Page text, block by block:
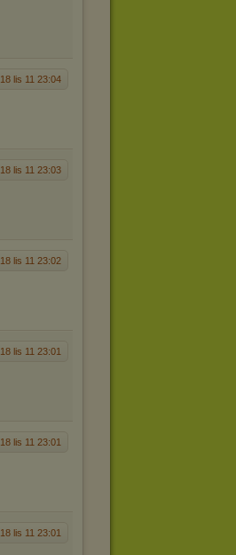
18 lis 11 23:04
18 lis 11 23:03
18 lis 11 23:02
18 lis 11 23:01
18 lis 11 23:01
18 lis 11 23:01